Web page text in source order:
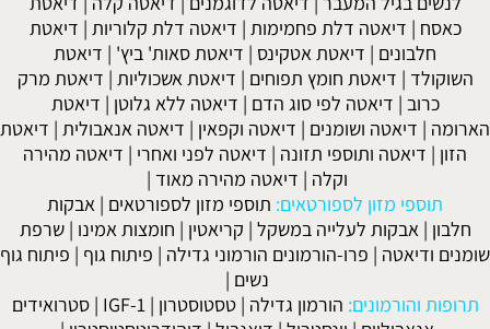
כאסח | דיאטה דלת פחמימות | דיאטה דלת קלוריות | דיאטת
חלבונים | דיאטת אטקינס | דיאטת סאות' ביץ' | דיאטת
השוקולד | דיאטת חומץ תפוחים | דיאטת אשכוליות | דיאטת מרק
כרוב | דיאטה לפי סוג הדם | דיאטה ללא גלוטן | דיאטת
הארומה | דיאטה ושומנים | דיאטה וקפאין | דיאטה אנאבולית | דיאטת
הזון | דיאטה ותוספי תזונה | דיאטה לפני ואחרי | דיאטה מהירה
וקלה | דיאטה מהירה מאוד |
תוספי מזון לספורטאים: תוספי מזון לספורטאים | אבקות
חלבון | אבקות לעלייה במשקל | קריאטין | חומצות אמינו |שרפת
שומנים ודיאטה | פרו-הורמונים הורמוני גדילה | פיתוח גוף | פיתוח גוף
נשים |
תרופות והורמונים: הורמון גדילה |טסטוסטרון |
IGF-1
|סטרואידים